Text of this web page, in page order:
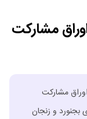
مشارکت
مشارکت
بجنورد و زنجان